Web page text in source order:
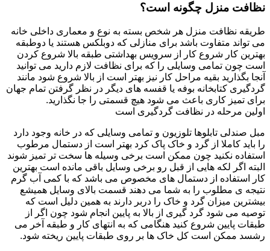
نظافت منزل چگونه است؟
طریقه نظافت منزل هر شخص بسته به نوع و معماری داخلی خانه
می تواند متفاوت باشد برای منازلی که دوبلکس هستند یا دوطبقه
بهترین کار شروع کار از سرویس بهداشتی طبقه بالا شروع کردن
است چون تمامی وسایلی را که برای نظافت لازم دارید می توانید
آنجا بگذارید بقیه مراحل کار نیز بهتر است از بالا شروع شود مانند
گردگیری کتابخانه بوفه یا قفسه های دیگر در نظر گرفتن تمام جهان
برای تمیز کاری باعث می شود هیچ قسمتی را جا نگذارید.
اولین مرحله در نظافت گردگیری است
مبل صندلی تابلوها تلوزیون و تمامی وسایلی که در خانه وجود دارد
را باید کاملا از گرد و خاک پاک کرد بهتر است از دستمال مرطوب
استفاده نکنید چون ممکن است برخی وسیله ها سخت تر تمیز شوند
البته اگر لکه هایی از قبل رو برخی وسایل باقی مانده است بهترین
کار استفاده از دستمال های مخصوص می باشد که با کمی آب گرم
نتیجه ی مطلوب را به شما می دهند قسمت بالای وسایل همیشع
بیشترین میزان گرد و خاک را دربر دارند به همین دلیل است که
توصیه می شود گرد گیری از بالا به پایین انجام شود چون اگر از
طبقات پایین شروع کنید هنگامی که به انتهای کار و طبقه آخر می
رشسد ممکن است کل خاک ها بر روی طبقات پایین ریخته شود.